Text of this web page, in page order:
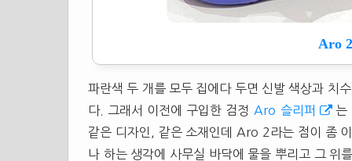
Aro
파란색 두 개를 모두 집에다 두면 신발 색상과 치
다. 그래서 이전에 구입한 검정 Aro 슬리퍼
는
같은 디자인, 같은 소재인데 Aro 2라는 점이 좀
나 하는 생각에 사무실 바닥에 물을 뿌리고 그 위